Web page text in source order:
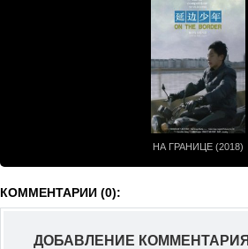
НА ГРАНИЦЕ (2018)
КОММЕНТАРИИ (0):
ДОБАВЛЕНИЕ КОММЕНТАРИЯ